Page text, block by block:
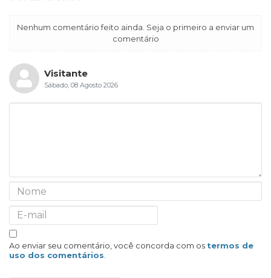
Nenhum comentário feito ainda. Seja o primeiro a enviar um
comentário
Visitante
Sábado, 08 Agosto 2026
Ao enviar seu comentário, você concorda com os termos de
uso dos comentários.